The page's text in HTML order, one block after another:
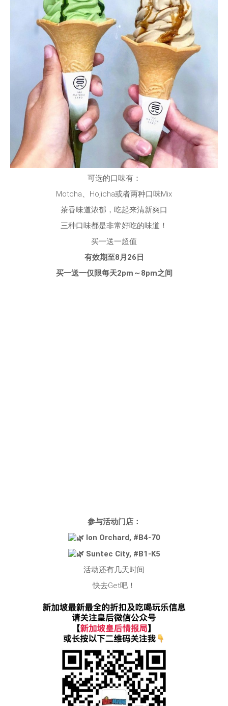
可选的口味有：
Motcha、Hojicha或者两种口味Mix
茶香味道浓郁，吃起来清新爽口
三种口味都是非常好吃的味道！
买一送一超值
有效期至8月26日
买一送一仅限每天2pm～8pm之间
参与活动门店：
Ion Orchard, #B4-70
Suntec City, #B1-K5
活动还有几天时间
快去Get吧！